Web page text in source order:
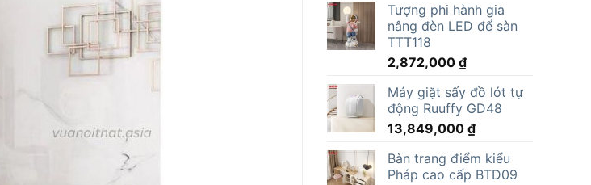
Tượng phi hành gia
nâng đèn LED để sàn
TTT118
2,872,000 ₫
Máy giặt sấy đồ lót tự
động Ruuffy GD48
13,849,000 ₫
Bàn trang điểm kiểu
Pháp cao cấp BTD09